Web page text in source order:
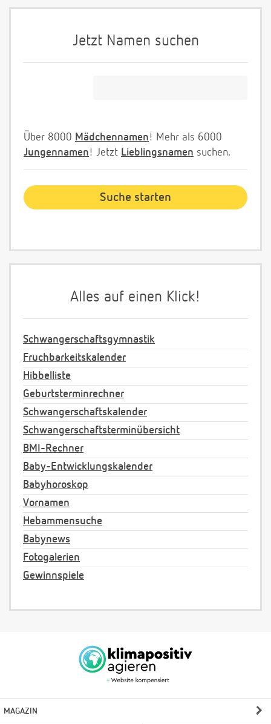
Jetzt Namen suchen
Über 8000 Mädchennamen! Mehr als 6000
Jungennamen! Jetzt Lieblingsnamen suchen.
Alles auf einen Klick!
Schwangerschaftsgymnastik
Fruchbarkeitskalender
Hibbelliste
Geburtsterminrechner
Schwangerschaftskalender
Schwangerschaftsterminübersicht
BMI-Rechner
Baby-Entwicklungskalender
Babyhoroskop
Vornamen
Hebammensuche
Babynews
Fotogalerien
Gewinnspiele
MAGAZIN